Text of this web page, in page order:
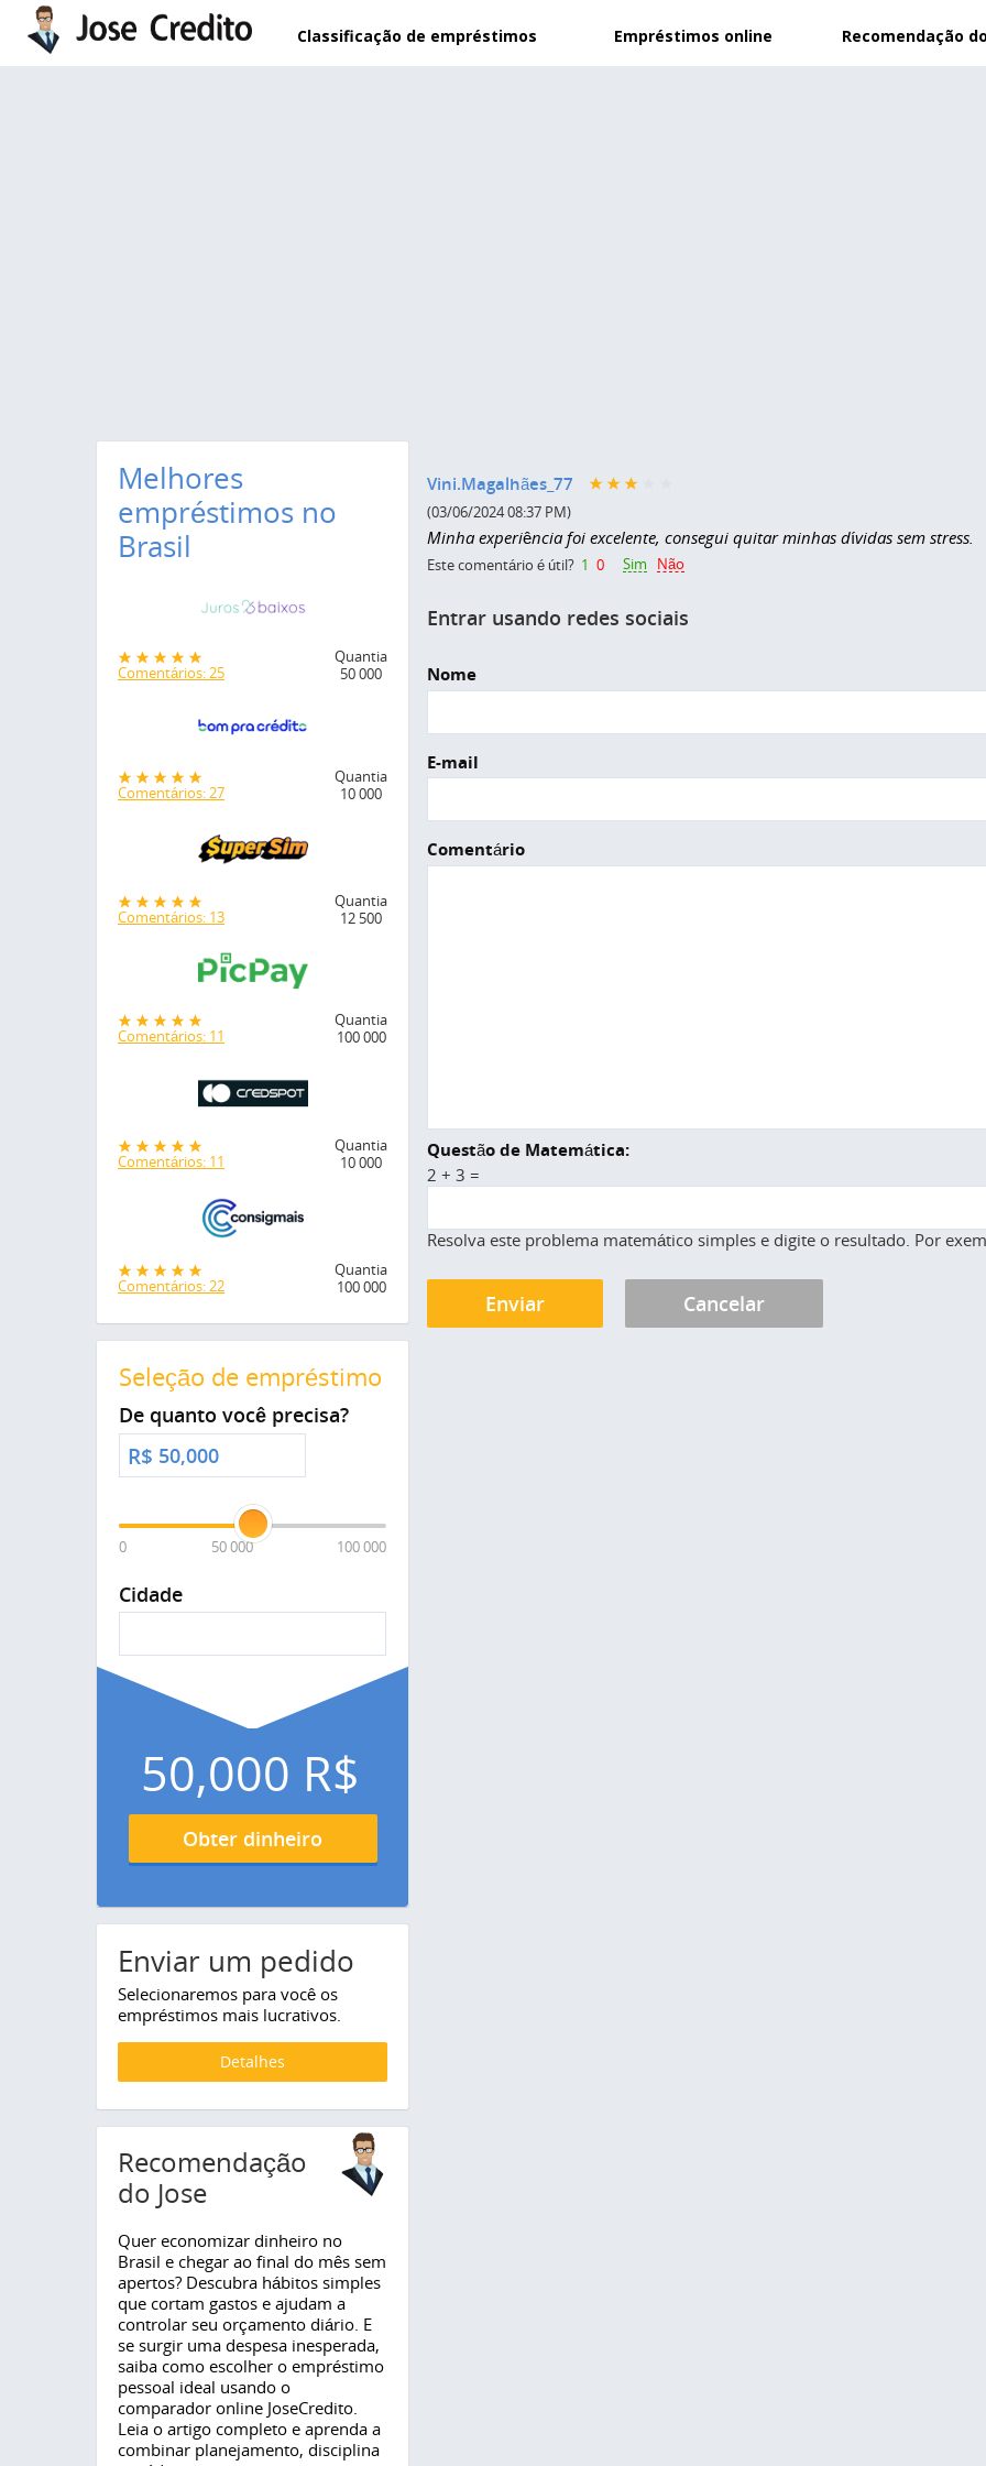
Pular para o conteúdo principal
Classificação de empréstimos Empréstimos online Recomendação
Vini.Magalhães_77
(03/06/2024 08:37 PM)
Minha experiência foi excelente, consegui quitar minhas dívidas sem stress.
Este comentário é útil? 1 0 Sim
Não
Entrar usando redes sociais
Nome
E-mail
Comentário
Questão de Matemática:
2 + 3 =
Resolva este problema matemático simples e digite o resultado. Por
Melhores
empréstimos no
Brasil
Comentários: 25
Quantia
50 000
Comentários: 27
Quantia
10 000
Comentários: 13
Quantia
12 500
Comentários: 11
Quantia
100 000
Comentários: 11
Quantia
10 000
Comentários: 22
Quantia
100 000
Seleção de empréstimo
De quanto você precisa?
R$
0 50 000 100 000
Cidade
50,000 R$
Obter dinheiro
Enviar um pedido
Selecionaremos para você os
empréstimos mais lucrativos.
Detalhes
Recomendação
do Jose
Quer economizar dinheiro no
Brasil e chegar ao final do mês sem
apertos? Descubra hábitos simples
que cortam gastos e ajudam a
controlar seu orçamento diário. E
se surgir uma despesa inesperada,
saiba como escolher o empréstimo
pessoal ideal usando o
comparador online JoseCredito.
Leia o artigo completo e aprenda a
combinar planejamento, disciplina